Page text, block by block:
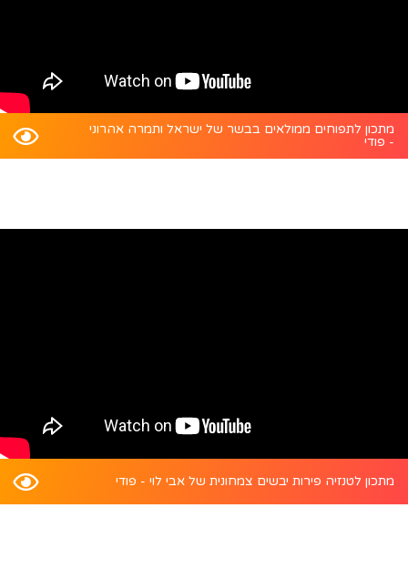
מתכון לתפוחים ממולאים בבשר של ישראל ותמרה אהרוני
- פודי
מתכון לטנזיה פירות יבשים צמחונית של אבי לוי - פודי